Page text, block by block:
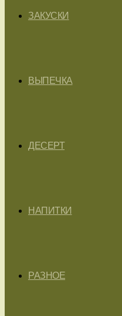
ЗАКУСКИ
ВЫПЕЧКА
ДЕСЕРТ
НАПИТКИ
РАЗНОЕ